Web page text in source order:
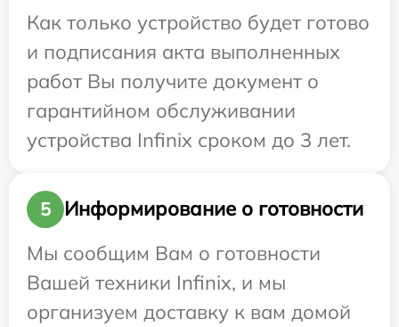
Как только устройство будет готово
и подписания акта выполненных
работ Вы получите документ о
гарантийном обслуживании
устройства Infinix сроком до 3 лет.
5
Информирование о готовности
Мы сообщим Вам о готовности
Вашей техники Infinix, и мы
организуем доставку к вам домой